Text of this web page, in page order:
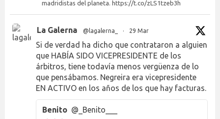
madridistas del planeta. https://t.co/zLS1tzeb3h
La Galerna @lagalerna_ · 29 Mar
Si de verdad ha dicho que contrataron a alguien
que HABÍA SIDO VICEPRESIDENTE de los
árbitros, tiene todavía menos vergüenza de lo
que pensábamos. Negreira era vicepresidente
EN ACTIVO en los años de los que hay facturas.
Benito @_Benito___